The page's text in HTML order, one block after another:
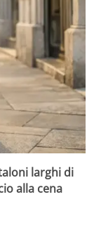
larghi di
alla cena